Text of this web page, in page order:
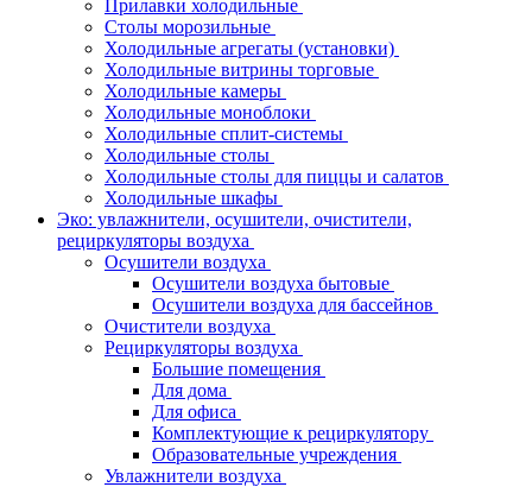
Прилавки холодильные
Столы морозильные
Холодильные агрегаты (установки)
Холодильные витрины торговые
Холодильные камеры
Холодильные моноблоки
Холодильные сплит-системы
Холодильные столы
Холодильные столы для пиццы и салатов
Холодильные шкафы
Эко: увлажнители, осушители, очистители,
рециркуляторы воздуха
Осушители воздуха
Осушители воздуха бытовые
Осушители воздуха для бассейнов
Очистители воздуха
Рециркуляторы воздуха
Большие помещения
Для дома
Для офиса
Комплектующие к рециркулятору
Образовательные учреждения
Увлажнители воздуха